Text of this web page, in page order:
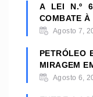
A LEI N.º
COMBATE À
Agosto 7,
PETRÓLEO
MIRAGEM
Agosto 6,